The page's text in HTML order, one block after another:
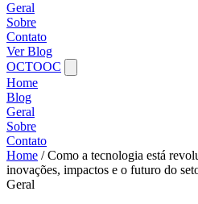
Geral
Sobre
Contato
Ver Blog
OCTOOC
Home
Blog
Geral
Sobre
Contato
Home / Como a tecnologia está
inovações, impactos e o futuro do
Geral